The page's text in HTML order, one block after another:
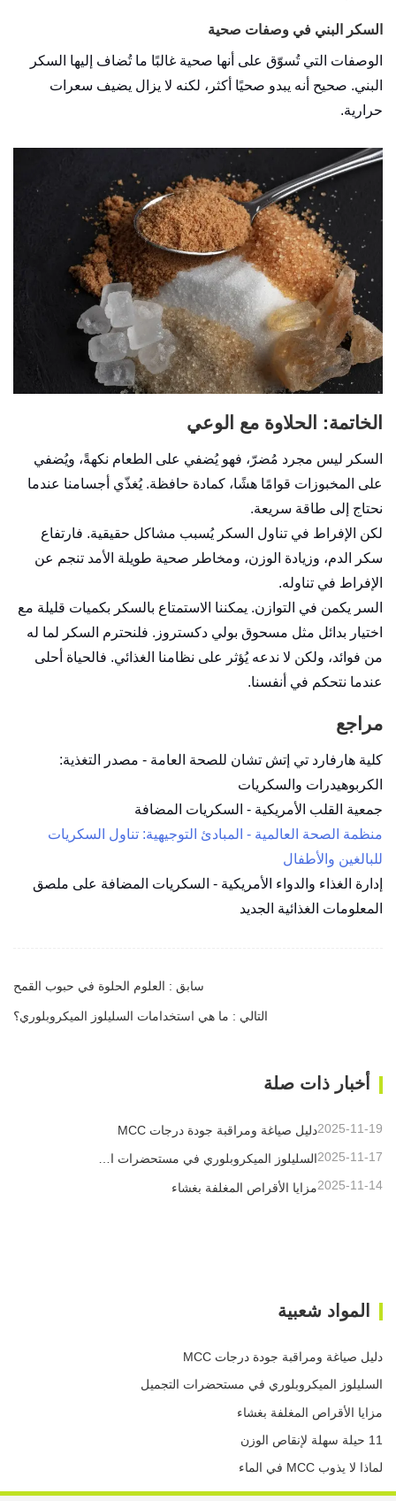
السكر البني في وصفات صحية
الوصفات التي تُسوّق على أنها صحية غالبًا ما تُضاف إليها السكر
البني. صحيح أنه يبدو صحيًا أكثر، لكنه لا يزال يضيف سعرات
حرارية.
الخاتمة: الحلاوة مع الوعي
السكر ليس مجرد مُضرّ، فهو يُضفي على الطعام نكهةً، ويُضفي
على المخبوزات قوامًا هشًا، كمادة حافظة. يُغذّي أجسامنا عندما
نحتاج إلى طاقة سريعة.
لكن الإفراط في تناول السكر يُسبب مشاكل حقيقية. فارتفاع
سكر الدم، وزيادة الوزن، ومخاطر صحية طويلة الأمد تنجم عن
الإفراط في تناوله.
السر يكمن في التوازن. يمكننا الاستمتاع بالسكر بكميات قليلة مع
اختيار بدائل مثل مسحوق بولي دكستروز. فلنحترم السكر لما له
من فوائد، ولكن لا ندعه يُؤثر على نظامنا الغذائي. فالحياة أحلى
عندما نتحكم في أنفسنا.
مراجع
كلية هارفارد تي إتش تشان للصحة العامة - مصدر التغذية:
الكربوهيدرات والسكريات
جمعية القلب الأمريكية - السكريات المضافة
منظمة الصحة العالمية - المبادئ التوجيهية: تناول السكريات
للبالغين والأطفال
إدارة الغذاء والدواء الأمريكية - السكريات المضافة على ملصق
المعلومات الغذائية الجديد
سابق : العلوم الحلوة في حبوب القمح
التالي : ما هي استخدامات السليلوز الميكروبلوري؟
أخبار ذات صلة
دليل صياغة ومراقبة جودة درجات MCC2025-11-19
السليلوز الميكروبلوري في مستحضرات التجميل 2025-11-17
مزايا الأقراص المغلفة بغشاء2025-11-14
المواد شعبية
دليل صياغة ومراقبة جودة درجات MCC
السليلوز الميكروبلوري في مستحضرات التجميل
مزايا الأقراص المغلفة بغشاء
11 حيلة سهلة لإنقاص الوزن
لماذا لا يذوب MCC في الماء